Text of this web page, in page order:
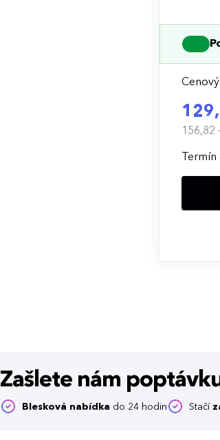
156,82
Zašlete nám
Blesková nabídka do 24 hodin Stačí